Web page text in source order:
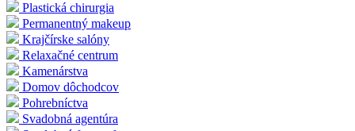
Plastická chirurgia
Permanentný makeup
Krajčírske salóny
Relaxačné centrum
Kamenárstva
Domov dôchodcov
Pohrebníctva
Svadobná agentúra